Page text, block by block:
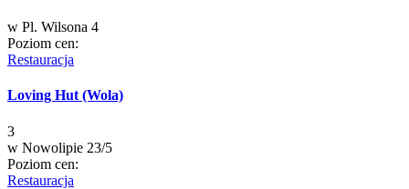
w Pl. Wilsona 4
Poziom cen:
Restauracja
Loving Hut (Wola)
3
w Nowolipie 23/5
Poziom cen:
Restauracja